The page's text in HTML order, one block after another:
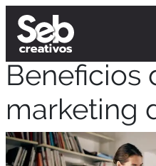
Beneficios
marketing